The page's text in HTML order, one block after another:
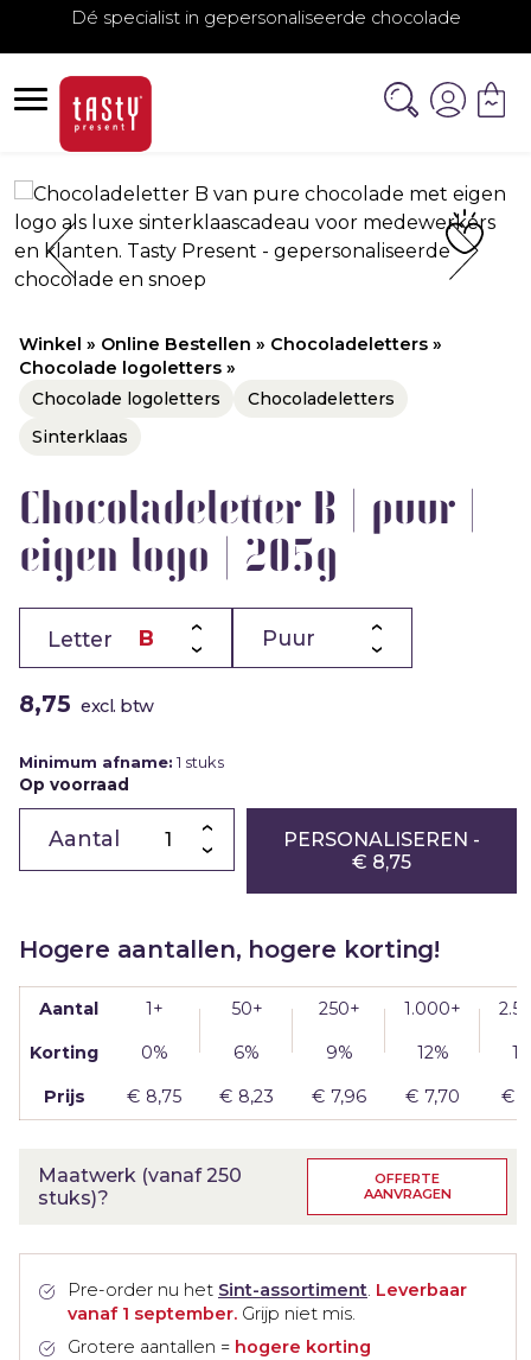
Dé specialist in gepersonaliseerde chocolade
Winkel » Online Bestellen » Chocoladeletters »
Chocolade logoletters »
Chocolade logoletters
Chocoladeletters
Sinterklaas
Chocoladeletter B | puur |
eigen logo | 205g
Letter
8,75 excl. btw
Minimum afname: 1 stuks
Op voorraad
Chocoladeletter
puur
205g
aantal
PERSONALISEREN -
€ 8,75
Hogere aantallen, hogere korting!
Aantal 1+ 50+ 250+ 1.000+
Korting 0% 6% 9% 12%
Prijs € 8,75 € 8,23 € 7,96 € 7,70 €
Maatwerk (vanaf 250
stuks)?
OFFERTE
AANVRAGEN
Pre-order nu het Sint-assortiment. Leverbaar
vanaf 1 september. Grijp niet mis.
Grotere aantallen = hogere korting